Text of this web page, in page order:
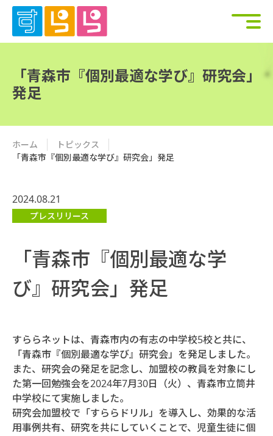
「青森市『個別最適な学び』研究会」
発足
ホーム
トピックス
「青森市『個別最適な学び』研究会」発足
2024.08.21
プレスリリース
「青森市『個別最適な学
び』研究会」発足
すららネットは、青森市内の有志の中学校5校と共に、
「青森市『個別最適な学び』研究会」を発足しました。
また、研究会の発足を記念し、加盟校の教員を対象にし
た第一回勉強会を2024年7月30日（火）、青森市立筒井
中学校にて実施しました。
研究会加盟校で「すららドリル」を導入し、効果的な活
用事例共有、研究を共にしていくことで、児童生徒に個